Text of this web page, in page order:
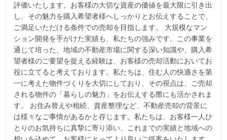
評価いたします。お客様の大切な資産の価値を最大限に引き出
し、その魅力を購入希望者様へしっかりとお伝えすることで、
ご満足いただける条件での売却を目指します。 大規模なマン
ション開発を手がけた実績も、私たちの強みです。この事業を
通じて培った、地域の不動産市場に関する深い知識や、購入希
望者様のご要望を捉える経験は、お客様の売却活動においてお
役に立てると考えております。私たちは、住む人の快適さを第
一に考えた物件づくりを大切にしており、その視点は、ご売却
される物件の「暮らしの魅力」をお伝えする際にも活かされま
す。 お住み替えや相続、資産整理など、不動産売却の背景に
は様々なご事情があるかと存じます。私たちは、お客様一人ひ
とりのお気持ちに真摯に寄り添い、これまでの実績と地域への